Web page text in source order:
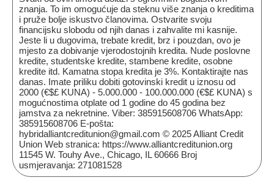
znanja. To im omogućuje da steknu više znanja o kreditima
i pruže bolje iskustvo članovima. Ostvarite svoju
financijsku slobodu od njih danas i zahvalite mi kasnije.
Jeste li u dugovima, trebate kredit, brz i pouzdan, ovo je
mjesto za dobivanje vjerodostojnih kredita. Nude poslovne
kredite, studentske kredite, stambene kredite, osobne
kredite itd. Kamatna stopa kredita je 3%. Kontaktirajte nas
danas. Imate priliku dobiti gotovinski kredit u iznosu od
2000 (€$£ KUNA) - 5.000.000 - 100.000.000 (€$£ KUNA) s
mogućnostima otplate od 1 godine do 45 godina bez
jamstva za nekretnine. Viber: 385915608706 WhatsApp:
385915608706 E-pošta:
hybridalliantcreditunion@gmail.com © 2025 Alliant Credit
Union Web stranica: https://www.alliantcreditunion.org
11545 W. Touhy Ave., Chicago, IL 60666 Broj
usmjeravanja: 271081528